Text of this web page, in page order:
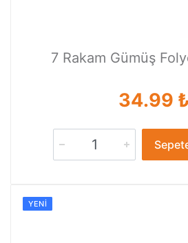
7 Rakam Gümüş
34.99 ₺
YENI